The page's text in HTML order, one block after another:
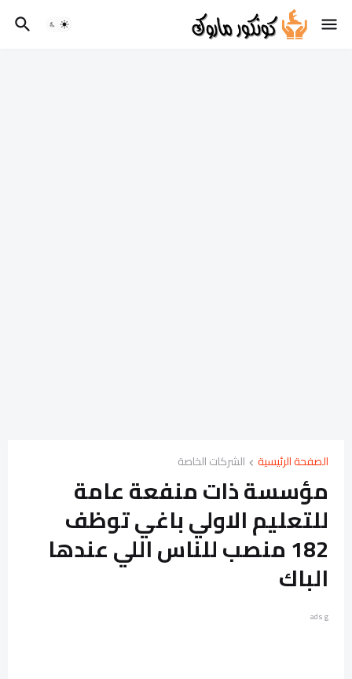
الصفحة الرئيسية الشركات الخاصة
مؤسسة ذات منفعة عامة
للتعليم الاولي باغي توظف
182 منصب للناس اللي عندها
الباك
ads g